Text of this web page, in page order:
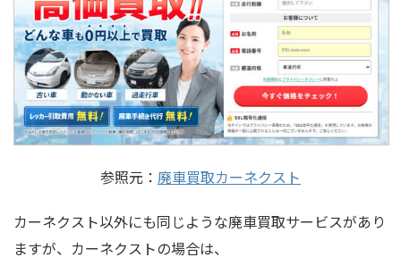
参照元： 廃車買取カーネクスト
カーネクスト以外にも同じような廃車買取サービスがあり
ますが、カーネクストの場合は、